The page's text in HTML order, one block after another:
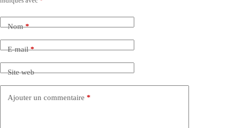
Nom*
E-mail*
Site web
Ajouter un commentaire *